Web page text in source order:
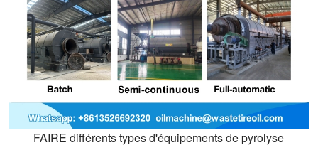
FAIRE différents types d'équipements de pyrolyse